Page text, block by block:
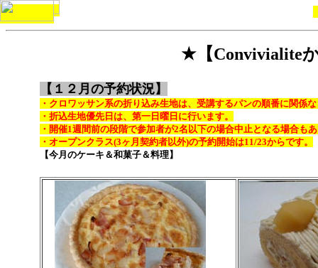
★【Convivialite
【１２月の予約状況】
・クロワッサン系の折り込み生地は、受講するパンの順番に関係
・折込生地優先日は、第一日曜日に行います。
・開催1週間前の段階で参加者が2名以下の場合中止となる場合も
・オープンクラス(3ヶ月契約者以外)の予約開始は11/23からです。
【今月のケーキ＆和菓子＆料理】